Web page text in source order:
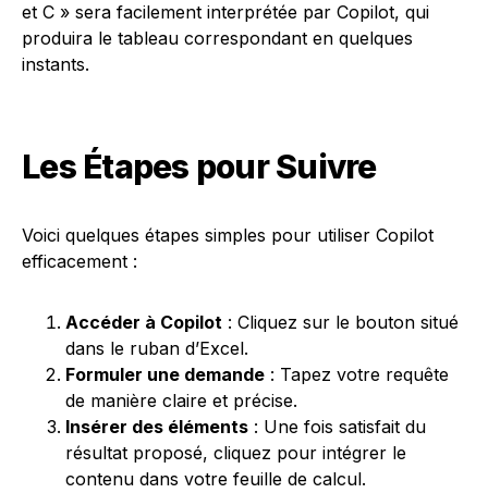
et C » sera facilement interprétée par Copilot, qui
produira le tableau correspondant en quelques
instants.
Les Étapes pour Suivre
Voici quelques étapes simples pour utiliser Copilot
efficacement :
Accéder à Copilot : Cliquez sur le bouton situé
dans le ruban d’Excel.
Formuler une demande : Tapez votre requête
de manière claire et précise.
Insérer des éléments : Une fois satisfait du
résultat proposé, cliquez pour intégrer le
contenu dans votre feuille de calcul.